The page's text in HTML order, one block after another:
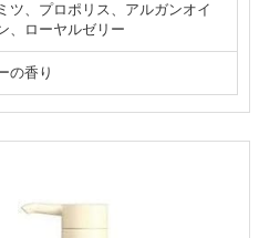
ツ、プロポリス、アルガンオイ
、ローヤルゼリー
の香り